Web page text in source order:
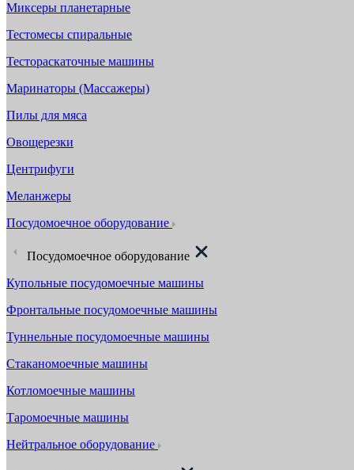
Миксеры планетарные
Тестомесы спиральные
Тестораскаточные машины
Маринаторы (Массажеры)
Пилы для мяса
Овощерезки
Центрифуги
Меланжеры
Посудомоечное оборудование
Посудомоечное оборудование
Купольные посудомоечные машины
Фронтальные посудомоечные машины
Туннельные посудомоечные машины
Стаканомоечные машины
Котломоечные машины
Таромоечные машины
Нейтральное оборудование